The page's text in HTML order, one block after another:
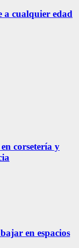
a cualquier edad
corsetería y
en espacios